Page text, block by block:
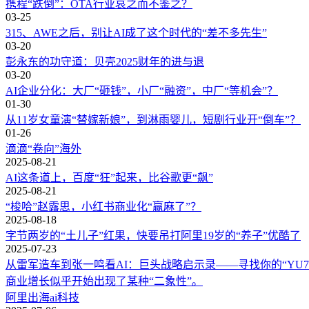
携程“跌倒”：OTA行业哀之而不鉴之？
03-25
315、AWE之后，别让AI成了这个时代的“差不多先生”
03-20
彭永东的功守道：贝壳2025财年的进与退
03-20
AI企业分化：大厂“砸钱”，小厂“融资”，中厂“等机会”？
01-30
从11岁女童演“替嫁新娘”，到淋雨婴儿，短剧行业开“倒车”？
01-26
滴滴“卷向”海外
2025-08-21
AI这条道上，百度“狂”起来，比谷歌更“飙”
2025-08-21
“梭哈”赵露思，小红书商业化“赢麻了”？
2025-08-18
字节两岁的“土儿子”红果，快要吊打阿里19岁的“养子”优酷了
2025-07-23
从雷军造车到张一鸣看AI：巨头战略启示录——寻找你的
商业增长似乎开始出现了某种“二象性”。
阿里出海ai科技